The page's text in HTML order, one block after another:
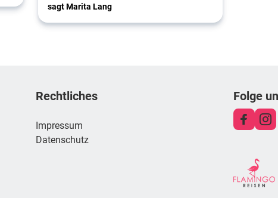
sagt Marita Lang
Rechtliches
Impressum
Datenschutz
Folge